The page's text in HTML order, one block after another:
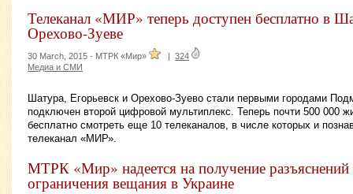
Телеканал «МИР» теперь доступен бесплатно в
Орехово-Зуеве
30 March, 2015 - МТРК «Мир»
324
Медиа и СМИ
Шатура, Егорьевск и Орехово-Зуево стали первыми городами
подключен второй цифровой мультиплекс. Теперь почти 500 000
бесплатно смотреть еще 10 телеканалов, в числе которых и
телеканал «МИР».
МТРК «Мир» надеется на получение
ограничения вещания в Украине